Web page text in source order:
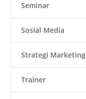
Seminar
Sosial Media
Strategi Marketing
Trainer